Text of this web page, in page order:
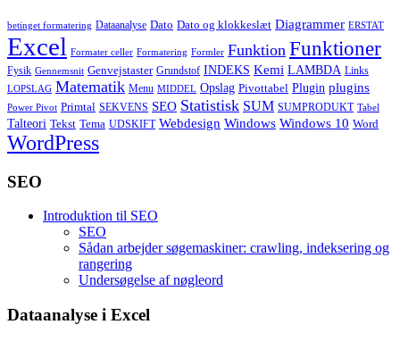
betinget formatering Dataanalyse Dato Dato og klokkeslæt Diagrammer ERSTAT
Excel Formater celler Formatering Formler Funktion Funktioner
Fysik Gennemsnit Genvejstaster Grundstof INDEKS Kemi LAMBDA Links
LOPSLAG Matematik Menu MIDDEL Opslag Pivottabel Plugin plugins
Power Pivot Primtal SEKVENS SEO Statistisk SUM SUMPRODUKT Tabel
Talteori Tekst Tema UDSKIFT Webdesign Windows Windows 10 Word
WordPress
SEO
Introduktion til SEO
SEO
Sådan arbejder søgemaskiner: crawling, indeksering og
rangering
Undersøgelse af nøgleord
Dataanalyse i Excel